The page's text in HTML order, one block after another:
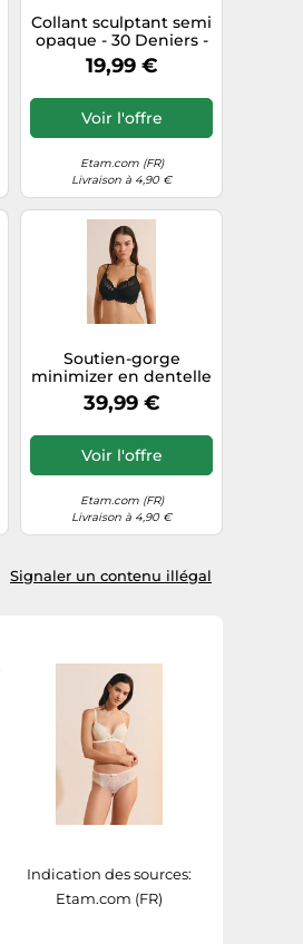
Collant sculptant semi
opaque - 30 Deniers -
30d 3a - XL - Noir -
Femme - Etam
19,99 €
Voir l'offre
Etam.com (FR)
Livraison à 4,90 €
Soutien-gorge
minimizer en dentelle
- Etreinte - 95D - Noir -
Femme - Etam
39,99 €
Voir l'offre
Etam.com (FR)
Livraison à 4,90 €
Signaler un contenu illégal
Indication des sources:
Etam.com (FR)